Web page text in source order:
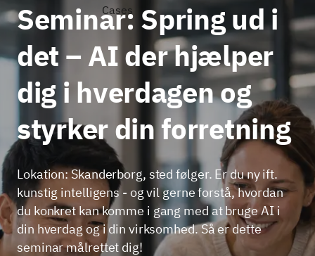
Cases
Seminar: Spring ud i
det – AI der hjælper
dig i hverdagen og
styrker din forretning
Lokation: Skanderborg, sted følger. Er du ny ift.
kunstig intelligens - og vil gerne forstå, hvordan
du konkret kan komme i gang med at bruge AI i
din hverdag og i din virksomhed. Så er dette
seminar målrettet dig!